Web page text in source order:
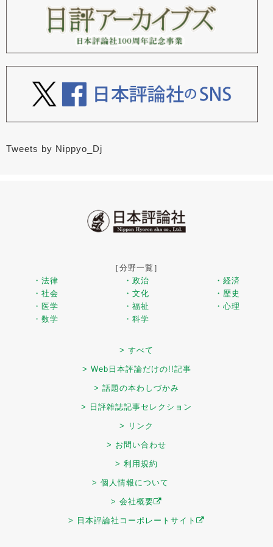
Tweets by Nippyo_Dj
［分野一覧］
・法律
・政治
・経済
・社会
・文化
・歴史
・医学
・福祉
・心理
・数学
・科学
> すべて
> Web日本評論だけの!!記事
> 話題の本わしづかみ
> 日評雑誌記事セレクション
> リンク
> お問い合わせ
> 利用規約
> 個人情報について
> 会社概要
> 日本評論社コーポレートサイト